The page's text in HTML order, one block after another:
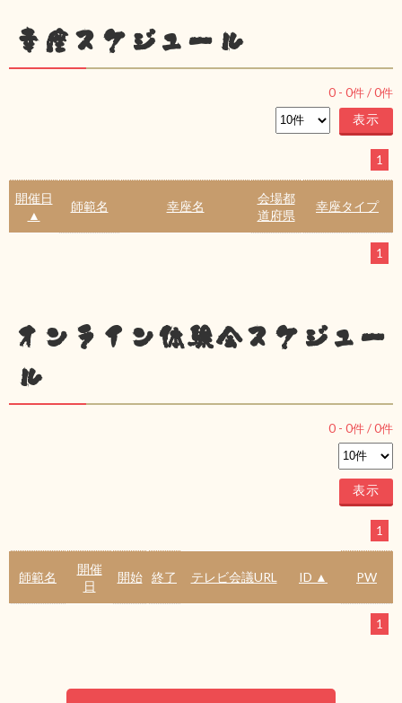
幸座スケジュール
0 - 0件 /0件
1
開催日
▲
師範名 幸座名
会場都
道府県
幸座タイプ
1
オンライン体験会スケジュー
ル
0 - 0件 /0件
1
師範名
開催
日
開始 終了 テレビ会議URL ID ▲ PW
1